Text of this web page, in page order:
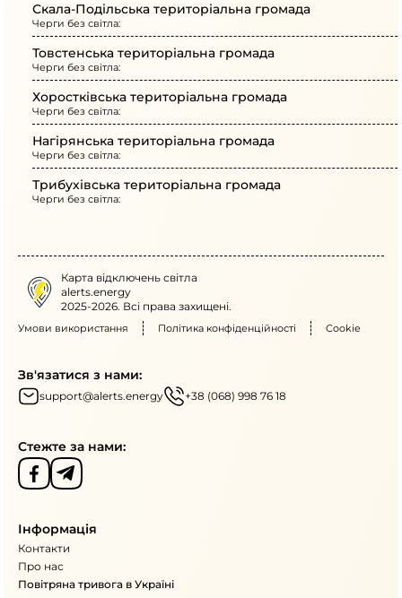
Скала-Подільська територіальна громада
Черги без світла:
Товстенська територіальна громада
Черги без світла:
Хоростківська територіальна громада
Черги без світла:
Нагірянська територіальна громада
Черги без світла:
Трибухівська територіальна громада
Черги без світла:
Карта відключень світла
alerts.energy
2025-2026. Всі права захищені.
Умови використання Політика конфіденційності Cookie
Зв'язатися з нами:
support@alerts.energy +38 (068) 998 76 18
Стежте за нами:
Інформація
Контакти
Про нас
Повітряна тривога в Україні